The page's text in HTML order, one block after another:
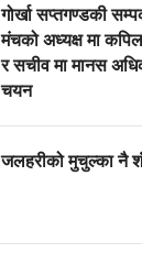
गोर्खा सप्तगण्डकी
मंचको अध्यक्ष मा
र सचीव मा मानस
चयन
जलहरीको मुचुल्का नै